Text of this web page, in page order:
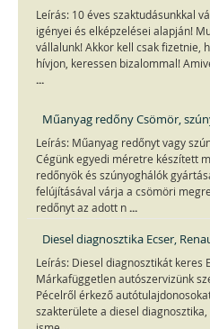
Leírás: 10 éves szaktudásunkkal
igényei és elképzelései alapján!
vállalunk! Akkor kell csak fizetnie,
hívjon, keressen bizalommal!
...
Műanyag redőny Csömör,
Leírás: Műanyag redőnyt vagy
Cégünk egyedi méretre készített
redőnyök és szúnyoghálók
felújításával várja a csömöri
redőnyt az adott n ...
Diesel diagnosztika Ecser,
Leírás: Diesel diagnosztikát keres
Márkafüggetlen autószervizünk
Pécelről érkező
szakterülete a diesel